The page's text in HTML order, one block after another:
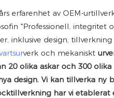
erfarenhet av OEM-
"Professionell, integritet
design,
verk och mekaniskt
olika askar och 300
design. Vi kan tillverka ny
har vi etablerat